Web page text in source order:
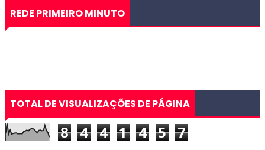
REDE PRIMEIRO MINUTO
TOTAL DE VISUALIZAÇÕES DE PÁGINA
8 4 4 1 4 5 7